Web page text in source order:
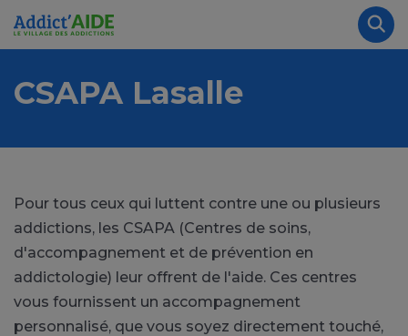
Aller au contenu principal
CSAPA Lasalle
Pour tous ceux qui luttent contre une ou plusieurs
addictions, les CSAPA (Centres de soins,
d'accompagnement et de prévention en
addictologie) leur offrent de l'aide. Ces centres
vous fournissent un accompagnement
personnalisé, que vous soyez directement touché,
Panneau de gestion des cookies